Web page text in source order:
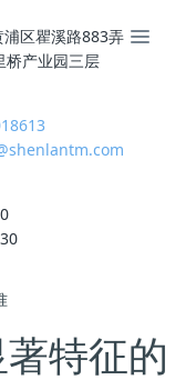
浦区瞿溪路883弄
桥产业园三层
特征的